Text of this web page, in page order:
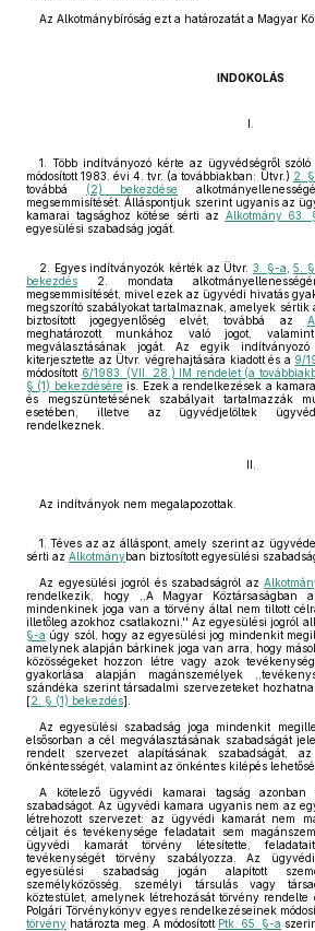
Az Alkotmánybíróság ezt a határozatát a Magyar
INDOKOLÁS
I.
1. Több indítványozó kérte az ügyvédségről
módosított 1983. évi 4. tvr. (a továbbiakban: Ütvr.) 2.
továbbá
(2) bekezdése
megsemmisítését. Álláspontjuk szerint ugyanis az
kamarai tagsághoz kötése sérti az Alkotmány 63.
egyesülési szabadság jogát.
2. Egyes indítványozók kérték az Ütvr. 3. §-a ,5.
bekezdés 2. mondata
megsemmisítését, mivel ezek az ügyvédi hivatás
megszorító szabályokat tartalmaznak, amelyek sértik
biztosított jogegyenlőség elvét, továbbá az
meghatározott munkához való jogot,
megválasztásának jogát. Az egyik indítványozó
kiterjesztette az Ütvr. végrehajtására kiadott és a 9/
módosított 6/1983. (VII. 28.) IM rendelet (a
§ (1) bekezdésére is. Ezek a rendelkezések a
és megszüntetésének szabályait tartalmazzák
esetében, illetve az ügyvédjelöltek
rendelkeznek.
II.
Az indítványok nem megalapozottak.
1. Téves az az álláspont, amely szerint az
sérti az Alkotmányban biztosított egyesülési
Az egyesülési jogról és szabadságról az
rendelkezik, hogy ,,A Magyar Köztársaságban
mindenkinek joga van a törvény által nem tiltott
illetőleg azokhoz csatlakozni.'' Az egyesülési jogról
§-a úgy szól, hogy az egyesülési jog mindenkit
amelynek alapján bárkinek joga van arra, hogy
közösségeket hozzon létre vagy azok
gyakorlása alapján magánszemélyek
szándéka szerint társadalmi szervezeteket
[2. § (1) bekezdés].
Az egyesülési szabadság joga mindenkit
elsősorban a cél megválasztásának szabadságát
rendelt szervezet alapításának szabadságát,
önkéntességét, valamint az önkéntes kilépés
A kötelező ügyvédi kamarai tagság
szabadságot. Az ügyvédi kamara ugyanis nem az
létrehozott szervezet: az ügyvédi kamarát nem
céljait és tevékenysége feladatait sem
ügyvédi kamarát törvény létesítette,
tevékenységét törvény szabályozza. Az
egyesülési szabadság jogán alapított
személyközösség, személyi társulás vagy
köztestület, amelynek létrehozását törvény rendelte
Polgári Törvénykönyv egyes rendelkezéseinek
törvény határozta meg. A módosított Ptk. 65. §-a